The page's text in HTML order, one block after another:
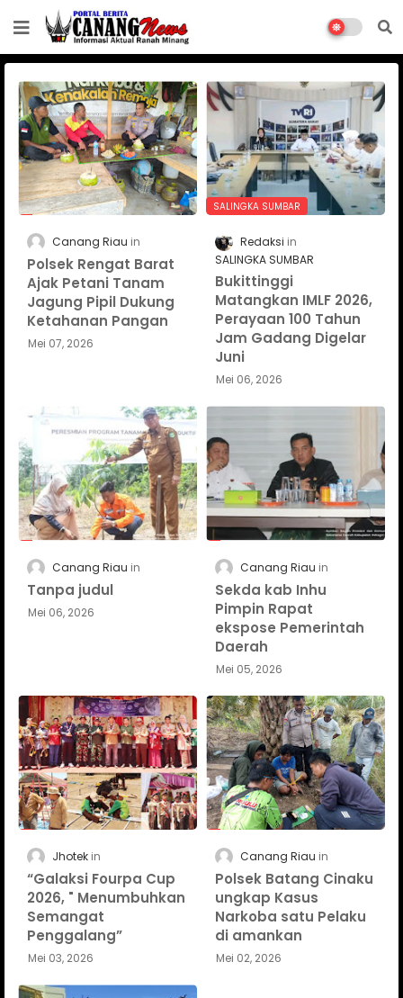
Canang Riau
Polsek Rengat Barat
Ajak Petani Tanam
Jagung Pipil Dukung
Ketahanan Pangan
Mei 07, 2026
SALINGKA SUMBAR
Redaksi
SALINGKA SUMBAR
Bukittinggi
Matangkan IMLF 2026,
Perayaan 100 Tahun
Jam Gadang Digelar
Juni
Mei 06, 2026
Canang Riau
Tanpa judul
Mei 06, 2026
Canang Riau
Sekda kab Inhu
Pimpin Rapat
ekspose Pemerintah
Daerah
Mei 05, 2026
Jhotek
“Galaksi Fourpa Cup
2026, " Menumbuhkan
Semangat
Penggalang”
Mei 03, 2026
Canang Riau
Polsek Batang Cinaku
ungkap Kasus
Narkoba satu Pelaku
di amankan
Mei 02, 2026